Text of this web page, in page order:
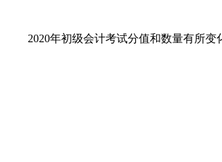
2020年初级会计考试分值和数量有所变